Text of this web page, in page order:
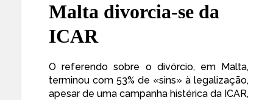
Malta divorcia-se da
ICAR
O referendo sobre o divórcio, em Malta,
terminou com 53% de «sins» à legalização,
apesar de uma campanha histérica da ICAR,